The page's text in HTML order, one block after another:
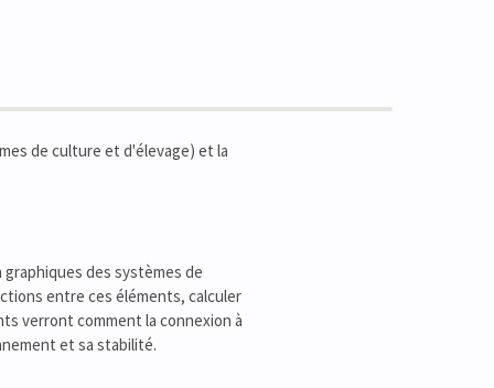
de culture et d'élevage) et la
des systèmes de
entre ces éléments, calculer
verront comment la connexion à
et sa stabilité.